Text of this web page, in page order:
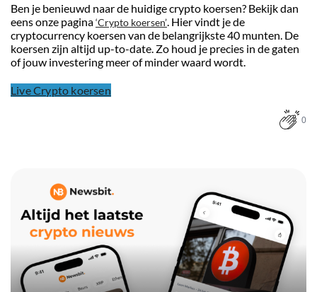
Ben je benieuwd naar de huidige crypto koersen? Bekijk dan
eens onze pagina‘Crypto koersen’. Hier vindt je de
cryptocurrency koersen van de belangrijkste 40 munten. De
koersen zijn altijd up-to-date. Zo houd je precies in de gaten
of jouw investering meer of minder waard wordt.
Live Crypto koersen
0